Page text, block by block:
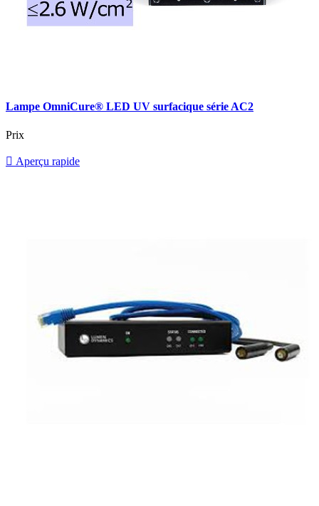
Lampe OmniCure® LED UV surfacique série AC2
Prix
 Aperçu rapide